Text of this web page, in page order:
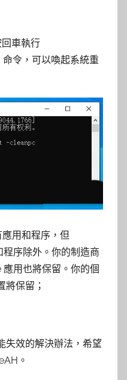
車執行
命令，可以喚起系統重
用和程序，但
序除外。你的制造商
用也將保留。你的個
將保留；
失效的解決辦法，希望
。